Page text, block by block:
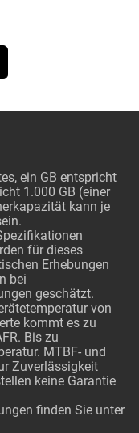
ein GB entspricht
1.000 GB (einer
kann je
für dieses
Erhebungen
bei
geschätzt.
von
kommt es zu
Bis zu
MTBF- und
Zuverlässigkeit
keine Garantie
finden Sie unter